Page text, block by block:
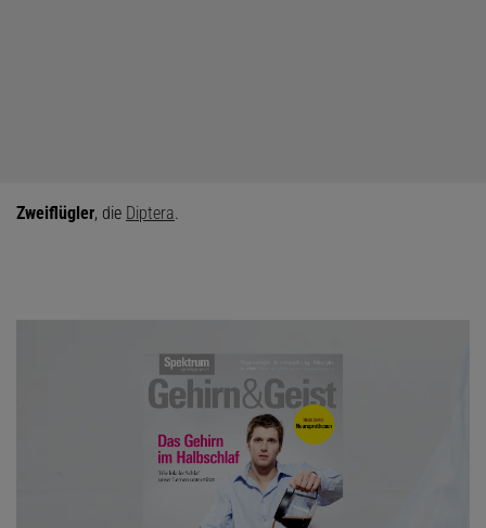
Zweiflügler, die Diptera.